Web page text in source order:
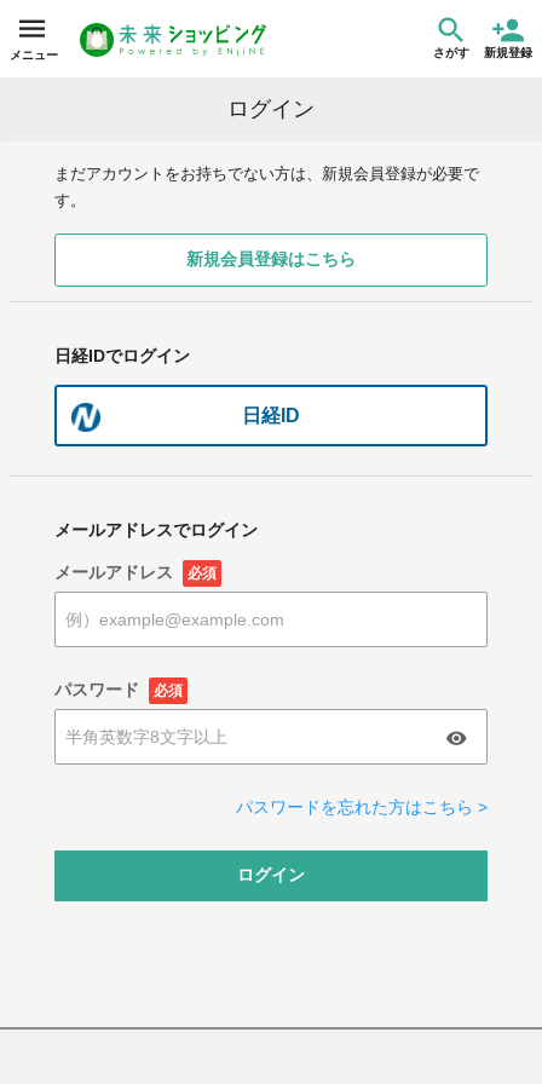
メニュー さがす 新規登録
ログイン
まだアカウントをお持ちでない方は、新規会員登録が必要で
す。
新規会員登録はこちら
日経IDでログイン
日経ID
メールアドレスでログイン
メールアドレス 必須
パスワード 必須
パスワードを忘れた方はこちら >
ログイン